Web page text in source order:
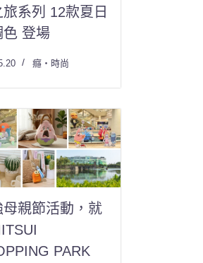
系列 12款夏日
色 登場
癮・時尚
母親節活動，就
PARK